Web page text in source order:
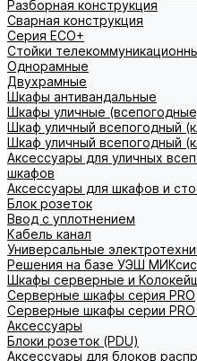
Разборная конструкция
Сварная конструкция
Серия ECO+
Стойки
Однорамные
Двухрамные
Шкафы антивандальные
Шкафы уличные
Шкаф уличный всепогодный
Шкаф уличный всепогодный
Аксессуары для уличных
шкафов
Аксессуары для шкафов и
Блок розеток
Ввод с уплотнением
Кабель канал
Универсальные
Решения на базе УЭШ
Шкафы серверные и
Серверные шкафы серия PRO
Серверные шкафы серии
Аксессуары
Блоки розеток (PDU)
Аксессуары для блоков